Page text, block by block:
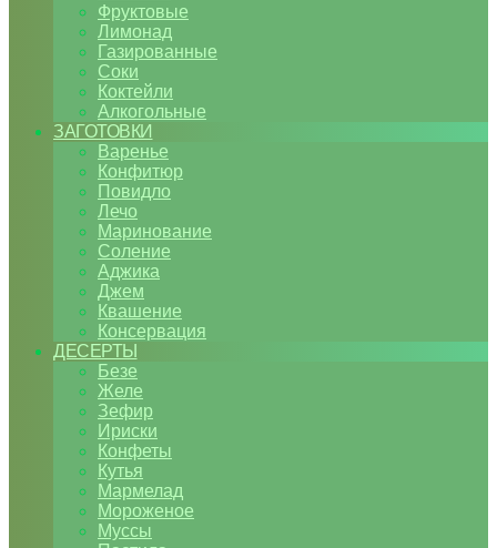
Фруктовые
Лимонад
Газированные
Соки
Коктейли
Алкогольные
ЗАГОТОВКИ
Варенье
Конфитюр
Повидло
Лечо
Маринование
Соление
Аджика
Джем
Квашение
Консервация
ДЕСЕРТЫ
Безе
Желе
Зефир
Ириски
Конфеты
Кутья
Мармелад
Мороженое
Муссы